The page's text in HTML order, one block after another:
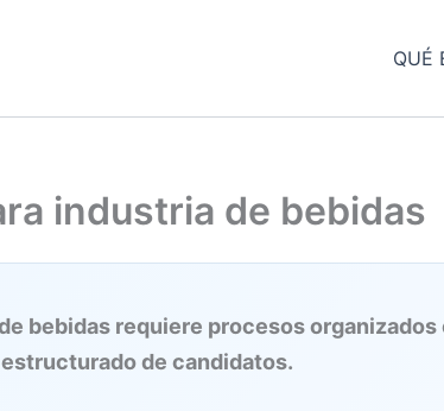
QUÉ
industria de bebidas
bebidas requiere procesos
de candidatos.